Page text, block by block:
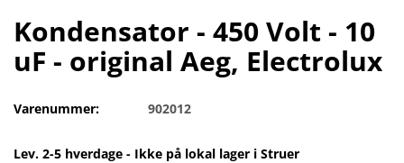
Kondensator - 450 Volt - 10
uF - original Aeg, Electrolux
Varenummer: 902012
Lev. 2-5 hverdage - Ikke på lokal lager i Struer